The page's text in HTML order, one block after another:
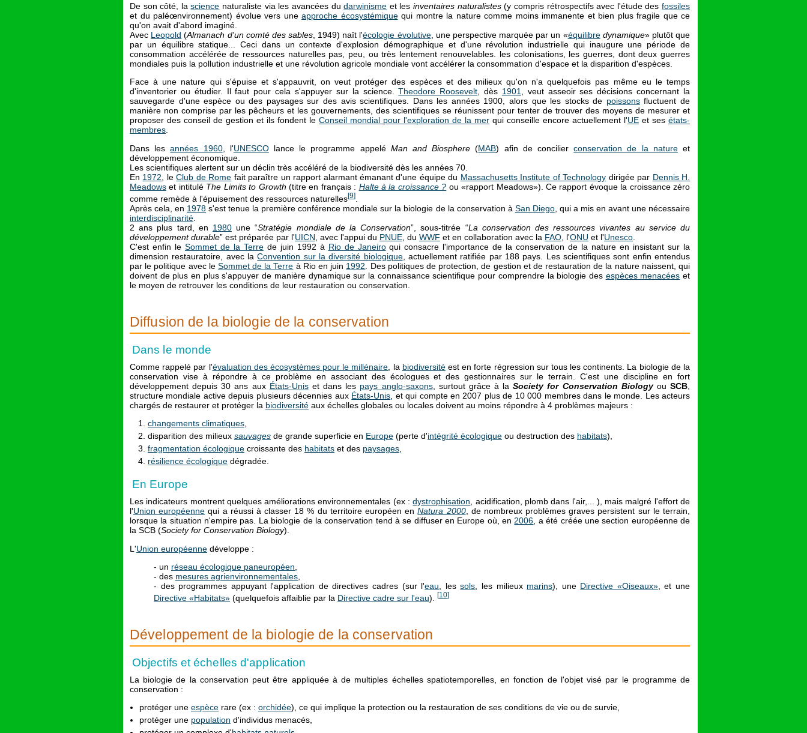
De son côté, lascience naturaliste via les avancées dudarwinisme et lesinventaires naturalistes(y compris rétrospectifs avec l'étude desfossiles
et du paléœnvironnement) évolue vers une approche écosystémiquequi montre la nature comme moins immanente et bien plus fragile que ce
qu'on avait d'abord imaginé.
Avec Leopold (Almanach d'un comté des sables, 1949) naît l'écologie évolutive, une perspective marquée par un «équilibre dynamique» plutôt que
par un équilibre statique... Ceci dans un contexte d'explosion démographique et d'une révolution industrielle qui inaugure une période de
consommation accélérée de ressources naturelles pas, peu, ou très lentement renouvelables. les colonisations, les guerres, dont deux guerres
mondiales puis la pollution industrielle et une révolution agricole mondiale vont accélérer la consommation d'espace et la disparition d'espèces.
Face à une nature qui s'épuise et s'appauvrit, on veut protéger des espèces et des milieux qu'on n'a quelquefois pas même eu le temps
d'inventorier ou étudier. Il faut pour cela s'appuyer sur la science.Theodore Roosevelt, dès 1901, veut asseoir ses décisions concernant la
sauvegarde d'une espèce ou des paysages sur des avis scientifiques. Dans les années 1900, alors que les stocks de poissonsfluctuent de
manière non comprise par les pêcheurs et les gouvernements, des scientifiques se réunissent pour tenter de trouver des moyens de mesurer et
proposer des conseil de gestion et ils fondent le Conseil mondial pour l'exploration de la mer qui conseille encore actuellement l'UE et ses états-
membres.
Dans lesannées 1960, l'UNESCOlance le programme appelé Man and Biosphere (MAB) afin de concilierconservation de la natureet
développement économique.
Les scientifiques alertent sur un déclin très accéléré de la biodiversité dès les années 70.
En 1972 , leClub de Rome fait paraître un rapport alarmant émanant d'une équipe du Massachusetts Institute of Technology dirigée par Dennis H.
Meadows et intitulé The Limits to Growth (titre en français : Halte à la croissance ? ou «rapport Meadows»). Ce rapport évoque la croissance zéro
comme remède à l'épuisement des ressources naturelles[9]
Après cela, en 1978 s'est tenue la première conférence mondiale sur la biologie de la conservation à San Diego, qui a mis en avant une nécessaire
interdisciplinarité
2 ans plus tard, en 1980 une “Stratégie mondiale de la Conservation”, sous-titrée “La conservation des ressources vivantes au service du
développement durable” est préparée par l'UICN , avec l'appui du PNUE , du WWF et en collaboration avec la FAO , l'ONU et l'Unesco
C'est enfin le Sommet de la Terrede juin 1992 à Rio de Janeiroqui consacre l'importance de la conservation de la nature en insistant sur la
dimension restauratoire, avec laConvention sur la diversité biologique, actuellement ratifiée par 188 pays. Les scientifiques sont enfin entendus
par le politique avec le Sommet de la Terre à Rio en juin 1992 . Des politiques de protection, de gestion et de restauration de la nature naissent, qui
doivent de plus en plus s'appuyer de manière dynamique sur la connaissance scientifique pour comprendre la biologie des espèces menacées et
le moyen de retrouver les conditions de leur restauration ou conservation.
Diffusion de la biologie de la conservation
Dans le monde
Comme rappelé par l'évaluation des écosystèmes pour le millénaire , la biodiversitéest en forte régression sur tous les continents. La biologie de la
conservation vise à répondre à ce problème en associant des écologues et des gestionnaires sur le terrain. C'est une discipline en fort
développement depuis 30 ans aux États-Uniset dans les pays anglo-saxons, surtout grâce à laSociety for Conservation BiologyouSCB
structure mondiale active depuis plusieurs décennies aux États-Unis , et qui compte en 2007 plus de 10 000 membres dans le monde. Les acteurs
chargés de restaurer et protéger la biodiversité aux échelles globales ou locales doivent au moins répondre à 4 problèmes majeurs :
changements climatiques
disparition des milieux sauvages de grande superficie en Europe (perte d'intégrité écologique ou destruction des habitats),
fragmentation écologique croissante des habitats et des paysages
résilience écologique dégradée.
En Europe
Les indicateurs montrent quelques améliorations environnementales (ex :dystrophisation, acidification, plomb dans l'air,... ), mais malgré l'effort de
l'Union européenne qui a réussi à classer 18 % du territoire européen enNatura 2000, de nombreux problèmes graves persistent sur le terrain,
lorsque la situation n'empire pas. La biologie de la conservation tend à se diffuser en Europe où, en2006, a été créée une section européenne de
la SCB (Society for Conservation Biology).
L'Union européenne développe :
- un réseau écologique paneuropéen
- des mesures agrienvironnementales
- des programmes appuyant l'application de directives cadres (sur l'eau , lessols , les milieux marins), une Directive «Oiseaux», et une
Directive «Habitats» (quelquefois affaiblie par la Directive cadre sur l'eau). [10]
Développement de la biologie de la conservation
Objectifs et échelles d'application
La biologie de la conservation peut être appliquée à de multiples échelles spatiotemporelles, en fonction de l'objet visé par le programme de
conservation :
protéger une espèce rare (ex : orchidée), ce qui implique la protection ou la restauration de ses conditions de vie ou de survie,
protéger une population d'individus menacés,